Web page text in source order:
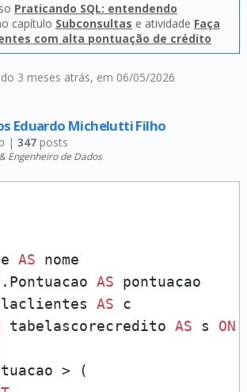
3 meses atrás, em 06/05/2026
Praticando SQL: entendendo
capítulo Subconsultas e atividade Faça
com alta pontuação de crédito
Eduardo Michelutti Filho
| 347posts
Engenheiro de Dados
AS nome
s.Pontuacao AS
AS c
tabelascorecredito AS s ON
> (